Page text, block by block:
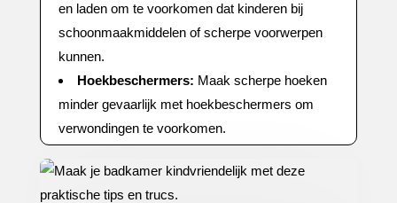
en laden om te voorkomen dat kinderen bij
schoonmaakmiddelen of scherpe voorwerpen
kunnen.​
Hoekbeschermers: Maak scherpe hoeken
minder gevaarlijk met hoekbeschermers om
verwondingen te voorkomen.​